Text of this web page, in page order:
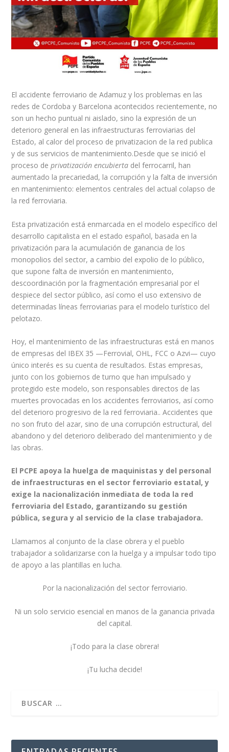
El accidente ferroviario de Adamuz y los problemas en las
redes de Cordoba y Barcelona acontecidos recientemente, no
son un hecho puntual ni aislado, sino la expresión de un
deterioro general en las infraestructuras ferroviarias del
Estado, al calor del proceso de privatizacion de la red publica
y de sus servicios de mantenimiento.Desde que se inició el
proceso deprivatización encubierta del ferrocarril, han
aumentado la precariedad, la corrupción y la falta de inversión
en mantenimiento: elementos centrales del actual colapso de
la red ferroviaria.
Esta privatización está enmarcada en el modelo específico del
desarrollo capitalista en el estado español, basada en la
privatización para la acumulación de ganancia de los
monopolios del sector, a cambio del expolio de lo público,
que supone falta de inversión en mantenimiento,
descoordinación por la fragmentación empresarial por el
despiece del sector público, así como el uso extensivo de
determinadas líneas ferroviarias para el modelo turístico del
pelotazo.
Hoy, el mantenimiento de las infraestructuras está en manos
de empresas del IBEX 35 —Ferrovial, OHL, FCC o Azvi— cuyo
único interés es su cuenta de resultados. Estas empresas,
junto con los gobiernos de turno que han impulsado y
protegido este modelo, son responsables directos de las
muertes provocadas en los accidentes ferroviarios, así como
del deterioro progresivo de la red ferroviaria.. Accidentes que
no son fruto del azar, sino de una corrupción estructural, del
abandono y del deterioro deliberado del mantenimiento y de
las obras.
El PCPE apoya la huelga de maquinistas y del personal
de infraestructuras en el sector ferroviario estatal, y
exige la nacionalización inmediata de toda la red
ferroviaria del Estado, garantizando su gestión
pública, segura y al servicio de la clase trabajadora.
Llamamos al conjunto de la clase obrera y el pueblo
trabajador a solidarizarse con la huelga y a impulsar todo tipo
de apoyo a las plantillas en lucha.
Por la nacionalización del sector ferroviario.
Ni un solo servicio esencial en manos de la ganancia privada
del capital.
¡Todo para la clase obrera!
¡Tu lucha decide!